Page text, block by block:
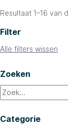
Resultaat 1–16
Filter
Alle filters wissen
Zoeken
Categorie